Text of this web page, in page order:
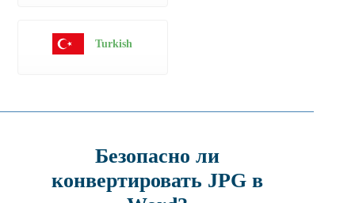
Turkish
Безопасно ли
конвертировать JPG в